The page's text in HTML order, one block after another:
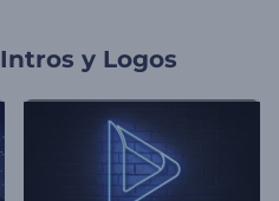
Intros y Logos